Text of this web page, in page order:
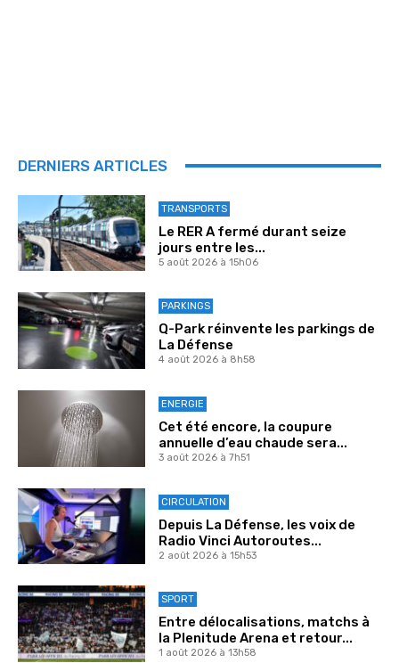
DERNIERS ARTICLES
TRANSPORTS
Le RER A fermé durant seize
jours entre les...
5 août 2026 à 15h06
PARKINGS
Q-Park réinvente les parkings de
La Défense
4 août 2026 à 8h58
ENERGIE
Cet été encore, la coupure
annuelle d’eau chaude sera...
3 août 2026 à 7h51
CIRCULATION
Depuis La Défense, les voix de
Radio Vinci Autoroutes...
2 août 2026 à 15h53
SPORT
Entre délocalisations, matchs à
la Plenitude Arena et retour...
1 août 2026 à 13h58